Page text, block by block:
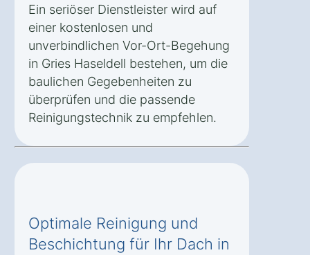
Ein seriöser Dienstleister wird auf
einer kostenlosen und
unverbindlichen Vor-Ort-Begehung
in Gries Haseldell bestehen, um die
baulichen Gegebenheiten zu
überprüfen und die passende
Reinigungstechnik zu empfehlen.
Optimale Reinigung und
Beschichtung für Ihr Dach in